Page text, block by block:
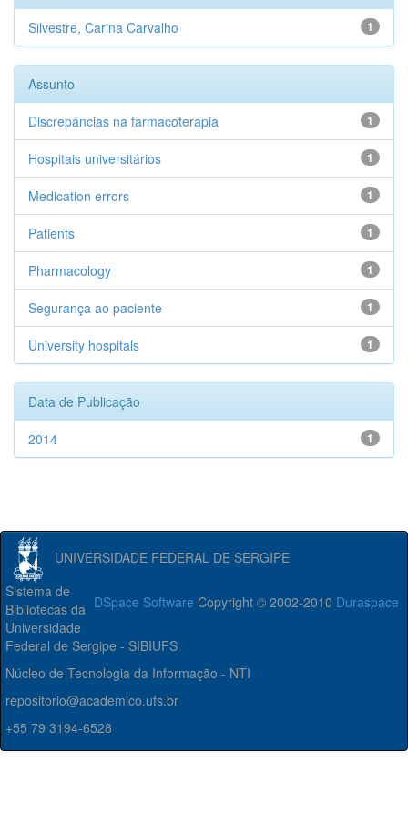
1
Silvestre, Carina Carvalho
Assunto
1
Discrepâncias na farmacoterapia
1
Hospitais universitários
1
Medication errors
1
Patients
1
Pharmacology
1
Segurança ao paciente
1
University hospitals
Data de Publicação
1
2014
UNIVERSIDADE FEDERAL DE SERGIPE
DSpace Software Copyright © 2002-2010 Duraspace
Sistema de
Bibliotecas da
Universidade
Federal de Sergipe - SIBIUFS
Núcleo de Tecnologia da Informação - NTI
repositorio@academico.ufs.br
+55 79 3194-6528